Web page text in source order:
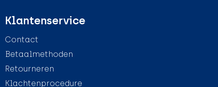
Klantenservice
Contact
Betaalmethoden
Retourneren
Klachtenprocedure